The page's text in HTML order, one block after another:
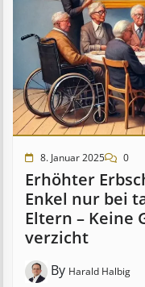
8. Januar 2025 0
Erhöhter
Enkel nur bei
Eltern – Keine
verzicht
By Harald Halbig